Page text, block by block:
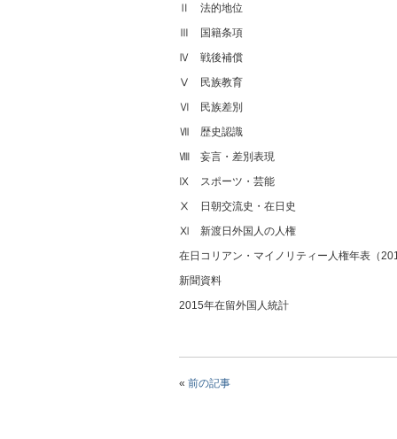
Ⅱ 法的地位
Ⅲ 国籍条項
Ⅳ 戦後補償
Ⅴ 民族教育
Ⅵ 民族差別
Ⅶ 歴史認識
Ⅷ 妄言・差別表現
Ⅸ スポーツ・芸能
Ⅹ 日朝交流史・在日史
Ⅺ 新渡日外国人の人権
在日コリアン・マイノリティー人権年表（
新聞資料
2015年在留外国人統計
« 前の記事